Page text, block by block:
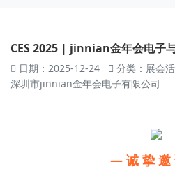
CES 2025 | jinnian金年会电子
日期：2025-12-24 分类：展会
深圳市jinnian金年会电子有限公司
— 诚 挚